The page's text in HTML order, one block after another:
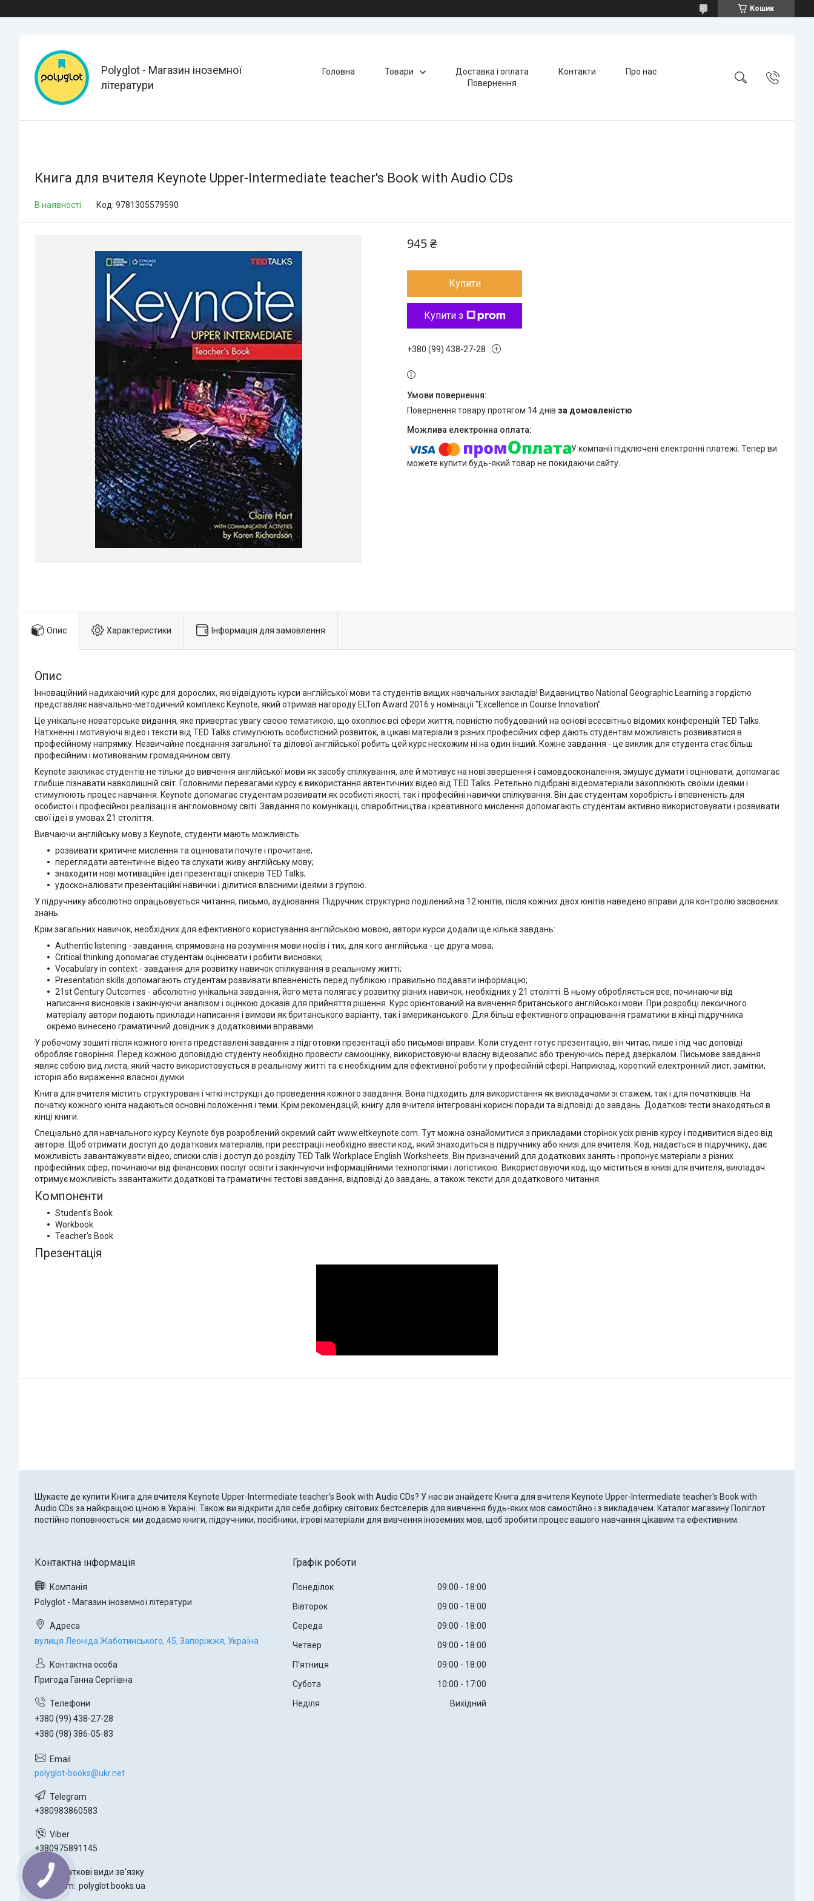
Кошик
Polyglot - Магазин іноземної
літератури
Головна Товари Доставка і оплата Контакти
Про нас
Повернення
Книга для вчителя Keynote Upper-Intermediate teacher's Book with Audio CDs
В наявності Код: 9781305579590
945 ₴
Купити
Купити з
+380 (99) 438-27-28
повернення товару протягом 14 днів за домовленістю
У компанії підключені електронні платежі. Тепер ви
можете купити будь-який товар не покидаючи сайту.
Опис Характеристики Інформація для замовлення
Опис
Інноваційний надихаючий курс для дорослих, які відвідують курси англійської мови та студентів вищих навчальних закладів! Видавництво National Geographic Learning з гордістю
представляє навчально-методичний комплекс Keynote, який отримав нагороду ELTon Award 2016 у номінації "Excellence in Course Innovation".
Це унікальне новаторське видання, яке привертає увагу своєю тематикою, що охоплює всі сфери життя, повністю побудований на основі всесвітньо відомих конференцій TED Talks.
Натхненні і мотивуючі відео і тексти від TED Talks стимулюють особистісний розвиток, а цікаві матеріали з різних професійних сфер дають студентам можливість розвиватися в
професійному напрямку. Незвичайне поєднання загальної та ділової англійської робить цей курс несхожим ні на один інший. Кожне завдання - це виклик для студента стає більш
професійним і мотивованим громадянином світу.
Keynote закликає студентів не тільки до вивчення англійської мови як засобу спілкування, але й мотивує на нові звершення і самовдосконалення, змушує думати і оцінювати, допомагає
глибше пізнавати навколишній світ. Головними перевагами курсу є використання автентичних відео від TED Talks. Ретельно підібрані відеоматеріали захоплюють своїми ідеями і
стимулюють процес навчання. Keynote допомагає студентам розвивати як особисті якості, так і професійні навички спілкування. Він дає студентам хоробрість і впевненість для
особистої і професійної реалізації в англомовному світі. Завдання по комунікації, співробітництва і креативного мислення допомагають студентам активно використовувати і розвивати
свої ідеї в умовах 21 століття.
Вивчаючи англійську мову з Keynote, студенти мають можливість:
розвивати критичне мислення та оцінювати почуте і прочитане;
переглядати автентичне відео та слухати живу англійську мову;
знаходити нові мотиваційні ідеї презентації спікерів TED Talks;
удосконалювати презентаційні навички і ділитися власними ідеями з групою.
У підручнику абсолютно опрацьовується читання, письмо, аудіювання. Підручник структурно поділений на 12 юнітів, після кожних двох юнітів наведено вправи для контролю засвоєних
знань.
Крім загальних навичок, необхідних для ефективного користування англійською мовою, автори курси додали ще кілька завдань:
Authentic listening - завдання, спрямована на розуміння мови носіїв і тих, для кого англійська - це друга мова;
Critical thinking допомагає студентам оцінювати і робити висновки;
Vocabulary in context - завдання для розвитку навичок спілкування в реальному житті;
Presentation skills допомагають студентам розвивати впевненість перед публікою і правильно подавати інформацію;
21st Century Outcomes - абсолютно унікальна завдання, його мета полягає у розвитку різних навичок, необхідних у 21 столітті. В ньому обробляється все, починаючи від
написання висновків і закінчуючи аналізом і оцінкою доказів для прийняття рішення. Курс орієнтований на вивчення британського англійської мови. При розробці лексичного
матеріалу автори подають приклади написання і вимови як британського варіанту, так і американського. Для більш ефективного опрацювання граматики в кінці підручника
окремо винесено граматичний довідник з додатковими вправами.
У робочому зошиті після кожного юніта представлені завдання з підготовки презентації або письмові вправи. Коли студент готує презентацію, він читає, пише і під час доповіді
обробляє говоріння. Перед кожною доповіддю студенту необхідно провести самооцінку, використовуючи власну відеозапис або тренуючись перед дзеркалом. Письмове завдання
являє собою вид листа, який часто використовується в реальному житті та є необхідним для ефективної роботи у професійній сфері. Наприклад, короткий електронний лист, замітки,
історія або вираження власної думки.
Книга для вчителя містить структуровані і чіткі інструкції до проведення кожного завдання. Вона підходить для використання як викладачами зі стажем, так і для початківців. На
початку кожного юніта надаються основні положення і теми. Крім рекомендацій, книгу для вчителя інтегровані корисні поради та відповіді до завдань. Додаткові тести знаходяться в
кінці книги.
Спеціально для навчального курсу Keynote був розроблений окремий сайт www.eltkeynote.com. Тут можна ознайомитися з прикладами сторінок усіх рівнів курсу і подивитися відео від
авторів. Щоб отримати доступ до додаткових матеріалів, при реєстрації необхідно ввести код, який знаходиться в підручнику або книзі для вчителя. Код, надається в підручнику, дає
можливість завантажувати відео, списки слів і доступ до розділу TED Talk Workplace English Worksheets. Він призначений для додаткових занять і пропонує матеріали з різних
професійних сфер, починаючи від фінансових послуг освіти і закінчуючи інформаційними технологіями і логістикою. Використовуючи код, що міститься в книзі для вчителя, викладач
отримує можливість завантажити додаткові та граматичні тестові завдання, відповіді до завдань, а також тексти для додаткового читання.
Компоненти
Student's Book
Workbook
Teacher's Book
Презентація
Шукаєте де купити Книга для вчителя Keynote Upper-Intermediate teacher's Book with Audio CDs? У нас ви знайдете Книга для вчителя Keynote Upper-Intermediate teacher's Book with
Audio CDs за найкращою ціною в Україні. Також ви відкрити для себе добірку світових бестселерів для вивчення будь-яких мов самостійно і з викладачем. Каталог магазину Поліглот
постійно поповнюється: ми додаємо книги, підручники, посібники, ігрові матеріали для вивчення іноземних мов, щоб зробити процес вашого навчання цікавим та ефективним.
Polyglot - Магазин іноземної літератури
вулиця Леоніда Жаботинського, 45, Запоріжжя, Україна
Пригода Ганна Сергіївна
+380 (99) 438-27-28
+380 (98) 386-05-83
polyglot-books@ukr.net
+380983860583
+380975891145
Instagram polyglot.books.ua
Графік роботи
Понеділок 09:00
18:00
Вівторок
09:00
18:00
Середа
09:00
18:00
Четвер
09:00
18:00
Пʼятниця
09:00
18:00
Субота
10:00
17:00
Неділя
Вихідний